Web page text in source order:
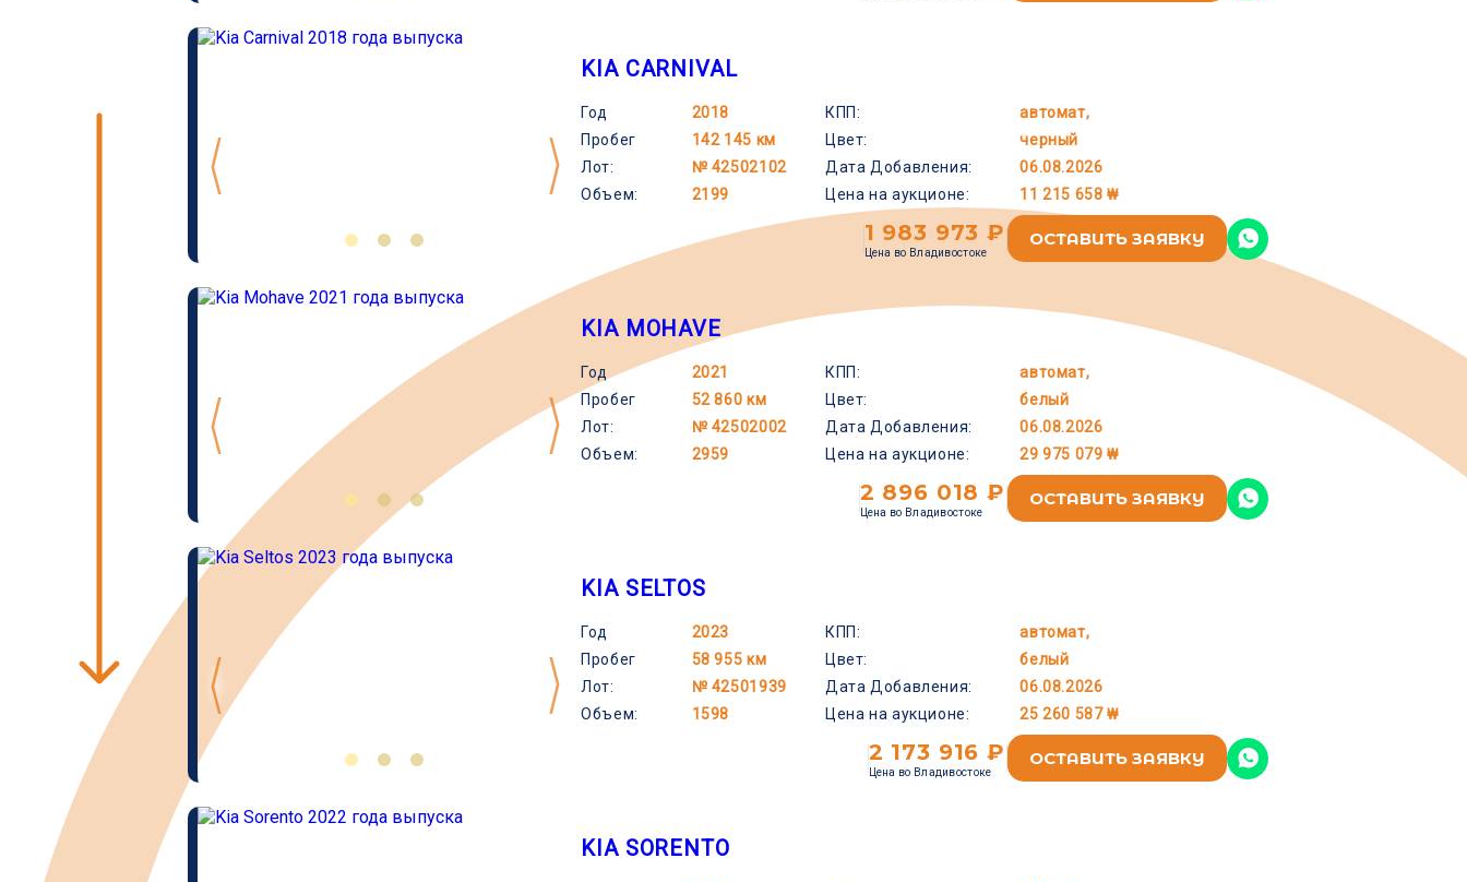
KIA CARNIVAL
Год
2018
Пробег
142 145 км
Лот:
№ 42502102
Объем:
2199
КПП:
автомат,
Цвет:
черный
Дата Добавления:
06.08.2026
Цена на аукционе:
11 215 658 ₩
KIA
1 983 973 ₽
Цена во Владивостоке
ОСТАВИТЬ ЗАЯВКУ
KIA MOHAVE
Год
2021
Пробег
52 860 км
Лот:
№ 42502002
Объем:
2959
КПП:
автомат,
Цвет:
белый
Дата Добавления:
06.08.2026
Цена на аукционе:
29 975 079 ₩
KIA
2 896 018 ₽
Цена во Владивостоке
ОСТАВИТЬ ЗАЯВКУ
KIA SELTOS
Год
2023
Пробег
58 955 км
Лот:
№ 42501939
Объем:
1598
КПП:
автомат,
Цвет:
белый
Дата Добавления:
06.08.2026
Цена на аукционе:
25 260 587 ₩
KIA
2 173 916 ₽
Цена во Владивостоке
ОСТАВИТЬ ЗАЯВКУ
KIA SORENTO